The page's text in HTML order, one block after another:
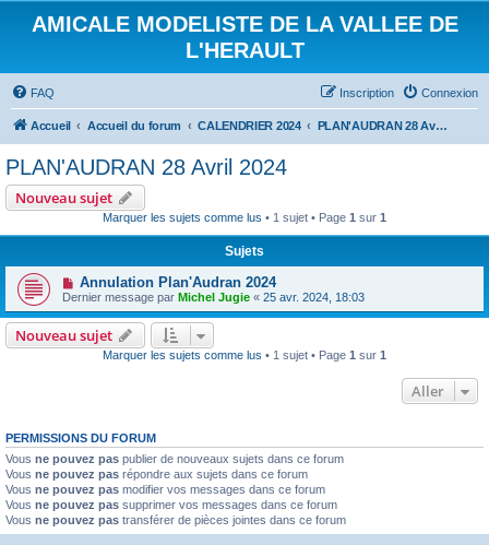
AMICALE MODELISTE DE LA VALLEE DE
L'HERAULT
FAQ Connexion
Inscription
Accueil Accueil du forum CALENDRIER 2024 PLAN'AUDRAN 28 Avril 2024
PLAN'AUDRAN 28 Avril 2024
Nouveau sujet
Marquer les sujets comme lus • 1 sujet • Page 1 sur 1
Sujets
Annulation Plan'Audran 2024
Dernier message par Michel Jugie « 25 avr. 2024, 18:03
Nouveau sujet
Marquer les sujets comme lus • 1 sujet • Page 1 sur 1
Aller
PERMISSIONS DU FORUM
Vous ne pouvez pas publier de nouveaux sujets dans ce forum
Vous ne pouvez pas répondre aux sujets dans ce forum
Vous ne pouvez pas modifier vos messages dans ce forum
Vous ne pouvez pas supprimer vos messages dans ce forum
Vous ne pouvez pas transférer de pièces jointes dans ce forum